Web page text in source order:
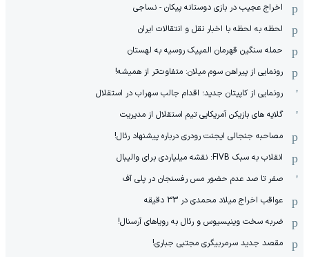
اخراج عجیب در بازی دوستانه پیکان - نساجی
لحظه به لحظه با اخبار نقل و انتقالات ایران
حمله سنگین قهرمان المپیک روسیه به لهستان
رونمایی از پیراهن سوم میلان: متفاوت‌تر از همیشه!
رونمایی از کاپیتان جدید؛ اقدام جالب سهراب در استقلال
گلایه های بازیکن آمریکایی تیم استقلال از مدیریت
مصاحبه جنجالی ایجنت رودری درباره پیشنهاد رئال!
انقلاب به سبک FIVB: نقشه میلیاردی برای والیبال
صفر تا صد عدم حضور مس رفسنجان در پلی آف
عواقب اخراج میلاد محمدی در 33 دقیقه
ضربه سخت وینیسیوس و رئال به رویاهای آرسنال!
مقصد جدید سرمربیگری مجتبی جباری!